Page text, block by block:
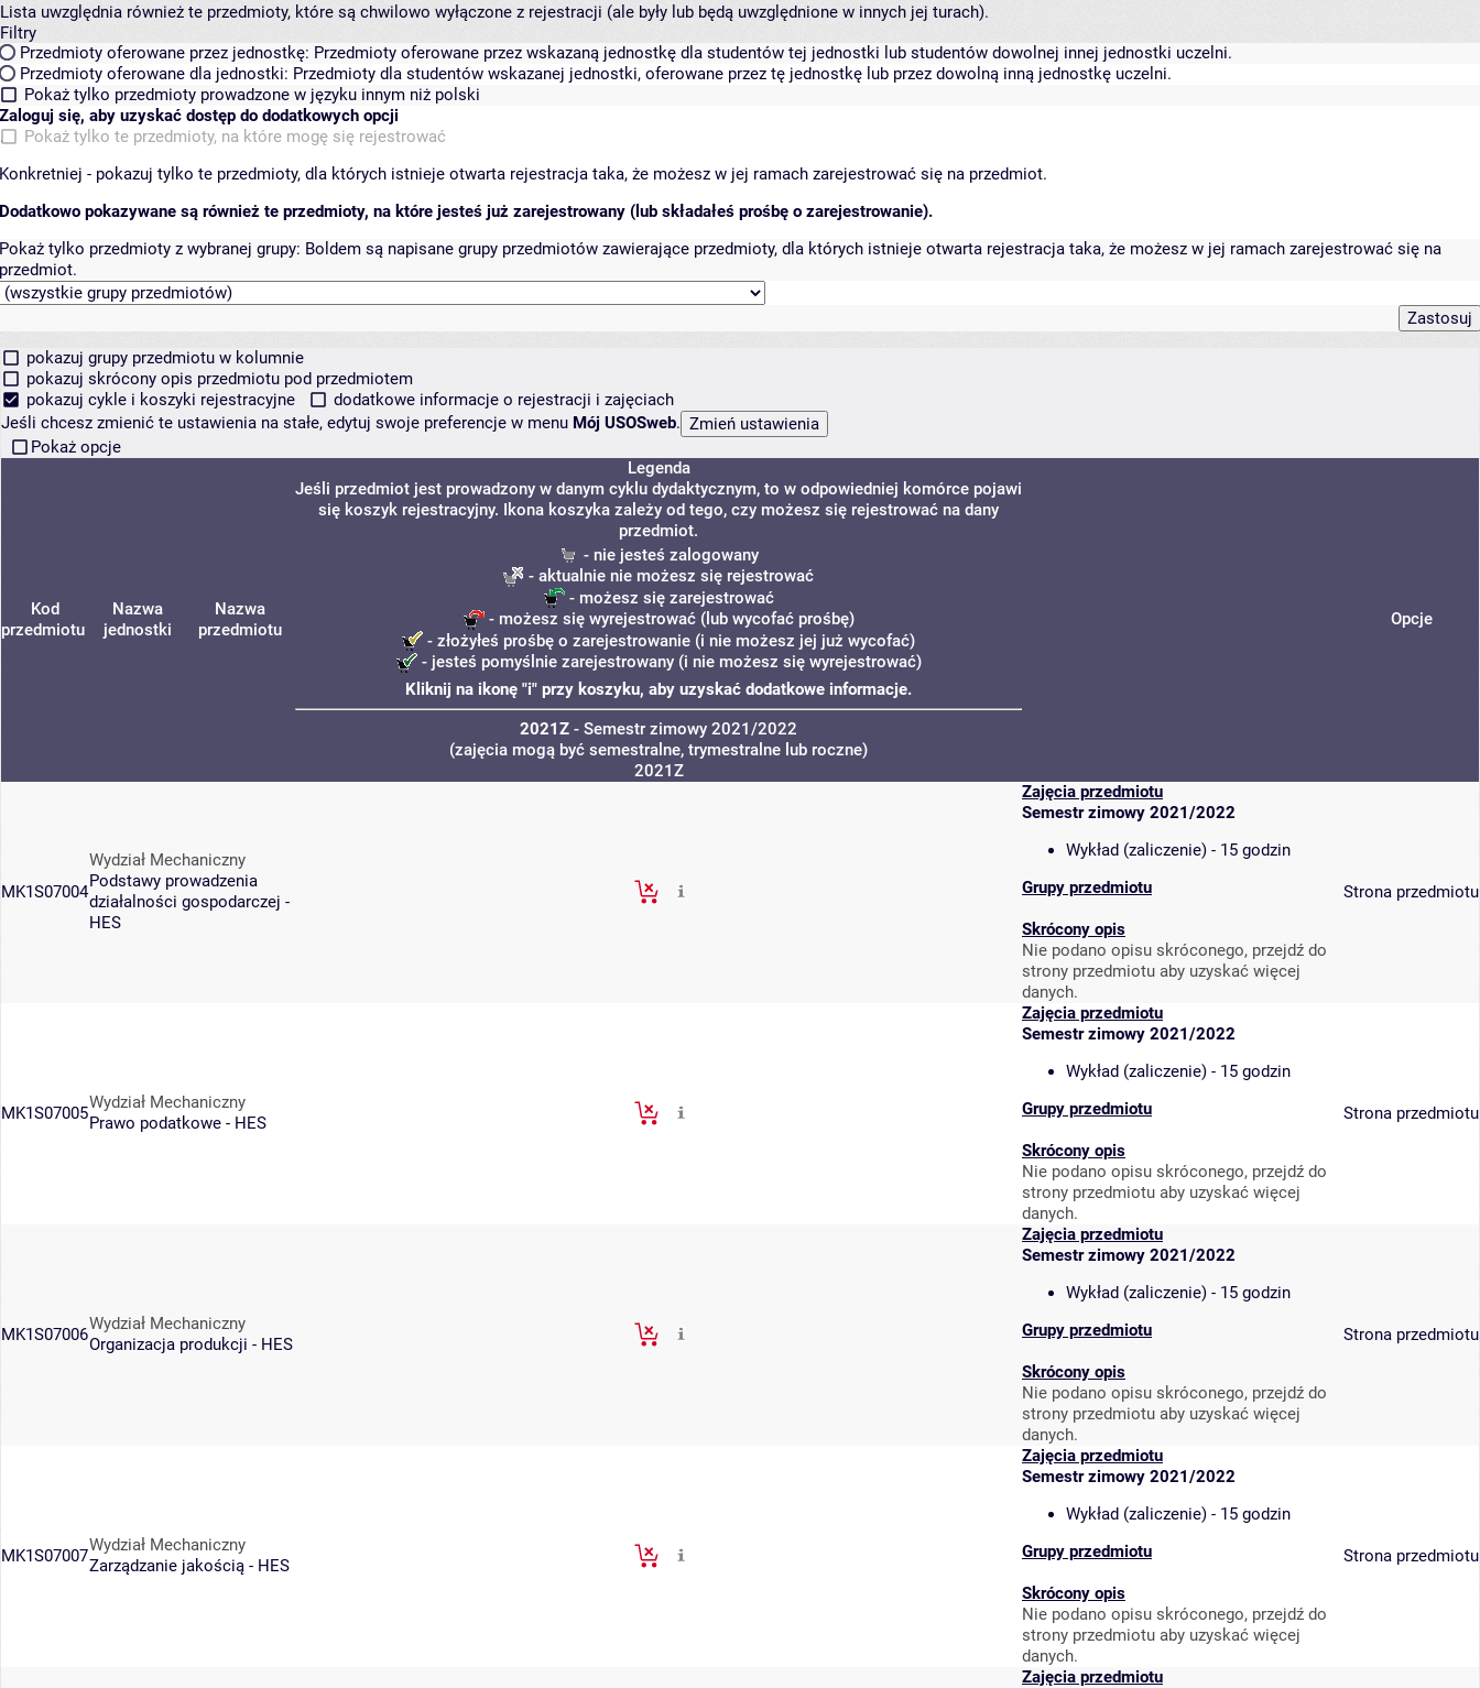
Lista uwzględnia również te przedmioty, które są chwilowo wyłączone z rejestracji (ale były lub będą uwzględnione w innych jej turach).
Filtry
Przedmioty oferowane przez jednostkę: Przedmioty oferowane przez wskazaną jednostkę dla studentów tej jednostki lub studentów dowolnej innej jednostki uczelni.
Przedmioty oferowane dla jednostki: Przedmioty dla studentów wskazanej jednostki, oferowane przez tę jednostkę lub przez dowolną inną jednostkę uczelni.
Pokaż tylko przedmioty prowadzone w języku innym niż polski
Zaloguj się, aby uzyskać dostęp do dodatkowych opcji
Pokaż tylko te przedmioty, na które mogę się rejestrować
Konkretniej - pokazuj tylko te przedmioty, dla których istnieje otwarta rejestracja taka, że możesz w jej ramach zarejestrować się na przedmiot.
Dodatkowo pokazywane są również te przedmioty, na które jesteś już zarejestrowany (lub składałeś prośbę o zarejestrowanie).
Pokaż tylko przedmioty z wybranej grupy: Boldem są napisane grupy przedmiotów zawierające przedmioty, dla których istnieje otwarta rejestracja taka, że możesz w jej ramach zarejestrować się na
przedmiot.
pokazuj grupy przedmiotu w kolumnie
pokazuj skrócony opis przedmiotu pod przedmiotem
pokazuj cykle i koszyki rejestracyjne
dodatkowe informacje o rejestracji i zajęciach
Jeśli chcesz zmienić te ustawienia na stałe, edytuj swoje preferencje w menu Mój USOSweb.
Pokaż opcje
Kod
przedmiotu
Nazwa
jednostki
Nazwa
przedmiotu
Legenda
Jeśli przedmiot jest prowadzony w danym cyklu dydaktycznym, to w odpowiedniej komórce pojawi
się koszyk rejestracyjny. Ikona koszyka zależy od tego, czy możesz się rejestrować na dany
przedmiot.
- nie jesteś zalogowany
- aktualnie nie możesz się rejestrować
- możesz się zarejestrować
- możesz się wyrejestrować (lub wycofać prośbę)
- złożyłeś prośbę o zarejestrowanie (i nie możesz jej już wycofać)
- jesteś pomyślnie zarejestrowany (i nie możesz się wyrejestrować)
Kliknij na ikonę "i" przy koszyku, aby uzyskać dodatkowe informacje.
2021Z - Semestr zimowy 2021/2022
(zajęcia mogą być semestralne, trymestralne lub roczne)
Opcje
2021Z
MK1S07004
Wydział Mechaniczny
Podstawy prowadzenia
działalności gospodarczej -
HES
Zajęcia przedmiotu
Semestr zimowy 2021/2022
Wykład (zaliczenie) - 15 godzin
Grupy przedmiotu
Skrócony opis
Nie podano opisu skróconego, przejdź do
strony przedmiotu aby uzyskać więcej
danych.
Strona przedmiotu
MK1S07005
Wydział Mechaniczny
Prawo podatkowe - HES
Zajęcia przedmiotu
Semestr zimowy 2021/2022
Wykład (zaliczenie) - 15 godzin
Grupy przedmiotu
Skrócony opis
Nie podano opisu skróconego, przejdź do
strony przedmiotu aby uzyskać więcej
danych.
Strona przedmiotu
MK1S07006
Wydział Mechaniczny
Organizacja produkcji - HES
Zajęcia przedmiotu
Semestr zimowy 2021/2022
Wykład (zaliczenie) - 15 godzin
Grupy przedmiotu
Skrócony opis
Nie podano opisu skróconego, przejdź do
strony przedmiotu aby uzyskać więcej
danych.
Strona przedmiotu
MK1S07007
Wydział Mechaniczny
Zarządzanie jakością - HES
Zajęcia przedmiotu
Semestr zimowy 2021/2022
Wykład (zaliczenie) - 15 godzin
Grupy przedmiotu
Skrócony opis
Nie podano opisu skróconego, przejdź do
strony przedmiotu aby uzyskać więcej
danych.
Strona przedmiotu
Zajęcia przedmiotu